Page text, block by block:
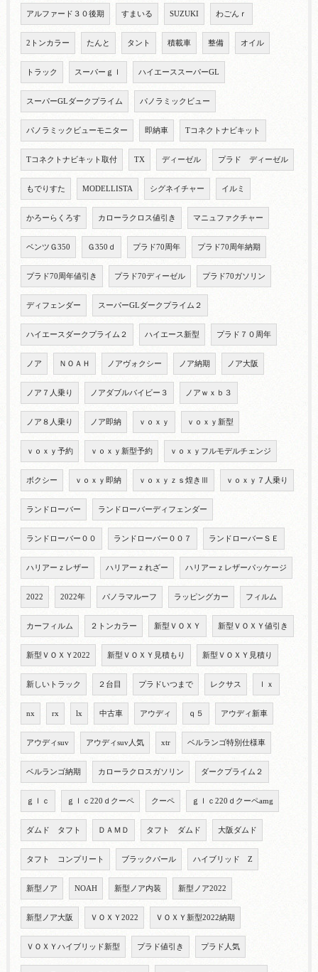
アルファード３０後期 すまいる SUZUKI わごんｒ
2トンカラー たんと タント 積載車 整備 オイル
トラック スーパーｇｌ ハイエーススーパーGL
スーパーGLダークプライム パノラミックビュー
パノラミックビューモニター 即納車 Tコネクトナビキット
Tコネクトナビキット取付 TX ディーゼル プラド ディーゼル
もでりすた MODELLISTA シグネイチャー イルミ
かろーらくろす カローラクロス値引き マニュファクチャー
ベンツＧ350 Ｇ350ｄ プラド70周年 プラド70周年納期
プラド70周年値引き プラド70ディーゼル プラド70ガソリン
ディフェンダー スーパーGLダークプライム２
ハイエースダークプライム２ ハイエース新型 プラド７０周年
ノア ＮＯＡＨ ノアヴォクシー ノア納期 ノア大阪
ノア７人乗り ノアダブルバイビー３ ノアｗｘｂ３
ノア８人乗り ノア即納 ｖｏｘｙ ｖｏｘｙ新型
ｖｏｘｙ予約 ｖｏｘｙ新型予約 ｖｏｘｙフルモデルチェンジ
ボクシー ｖｏｘｙ即納 ｖｏｘｙｚｓ煌きⅢ ｖｏｘｙ７人乗り
ランドローバー ランドローバーディフェンダー
ランドローバー００ ランドローバー００７ ランドローバーＳＥ
ハリアーｚレザー ハリアーｚれざー ハリアーｚレザーパッケージ
2022 2022年 パノラマルーフ ラッピングカー フィルム
カーフィルム ２トンカラー 新型ＶＯＸＹ 新型ＶＯＸＹ値引き
新型ＶＯＸＹ2022 新型ＶＯＸＹ見積もり 新型ＶＯＸＹ見積り
新しいトラック ２台目 プラドいつまで レクサス ｌｘ
nx rx lx 中古車 アウディ ｑ５ アウディ新車
アウディsuv アウディsuv人気 xtr ベルランゴ特別仕様車
ベルランゴ納期 カローラクロスガソリン ダークプライム２
ｇｌｃ ｇｌｃ220ｄクーペ クーペ ｇｌｃ220ｄクーペamg
ダムド タフト ＤＡＭＤ タフト ダムド 大阪ダムド
タフト コンプリート ブラックパール ハイブリッド Z
新型ノア NOAH 新型ノア内装 新型ノア2022
新型ノア大阪 ＶＯＸＹ2022 ＶＯＸＹ新型2022納期
ＶＯＸＹハイブリッド新型 プラド値引き プラド人気